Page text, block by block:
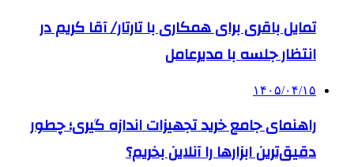
تمایل باقری برای همکاری با تارتار/ آقا کریم در
انتظار جلسه با مدیرعامل
۱۴۰۵/۰۴/۱۵
راهنمای جامع خرید تجهیزات اندازه گیری؛ چطور
دقیق‌ترین ابزارها را آنلاین بخریم؟